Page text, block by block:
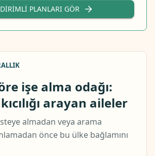
PLANLARI GÖR
işe alma odağı:
arayan aileler
almadan veya arama
önce bu ülke bağlamını